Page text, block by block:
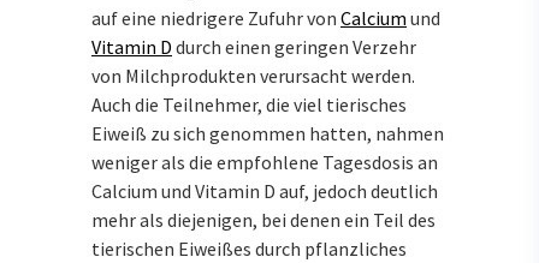
auf eine niedrigere Zufuhr von Calcium und
Vitamin D durch einen geringen Verzehr
von Milchprodukten verursacht werden.
Auch die Teilnehmer, die viel tierisches
Eiweiß zu sich genommen hatten, nahmen
weniger als die empfohlene Tagesdosis an
Calcium und Vitamin D auf, jedoch deutlich
mehr als diejenigen, bei denen ein Teil des
tierischen Eiweißes durch pflanzliches